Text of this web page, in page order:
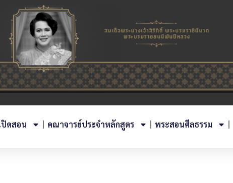
ดสอน คณาจารย์ประจำหลักสูตร พระสอนศีลธรรม